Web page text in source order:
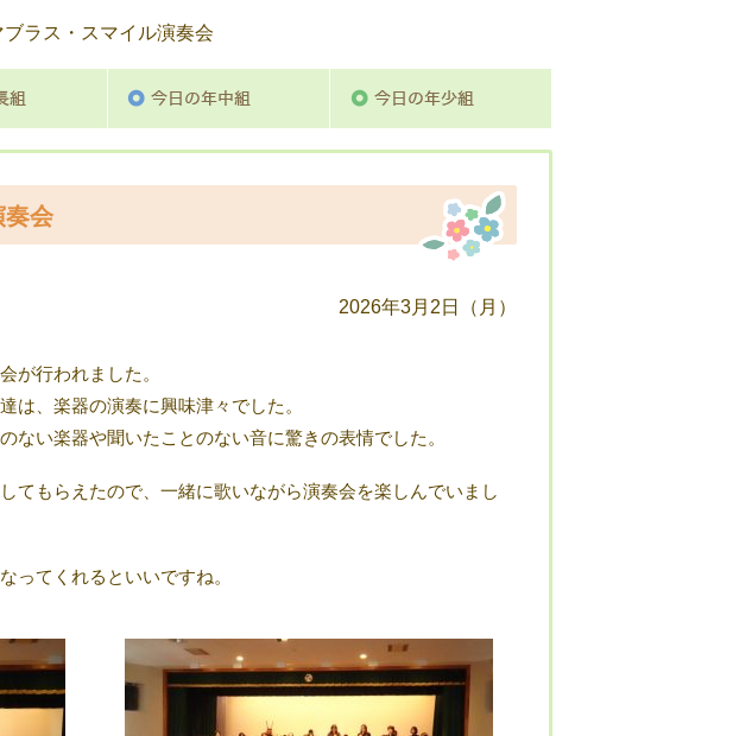
ブラス・スマイル演奏会
奏会
2026年3月2日（月）
が行われました。
は、楽器の演奏に興味津々でした。
ない楽器や聞いたことのない音に驚きの表情でした。
てもらえたので、一緒に歌いながら演奏会を楽しんでいまし
ってくれるといいですね。